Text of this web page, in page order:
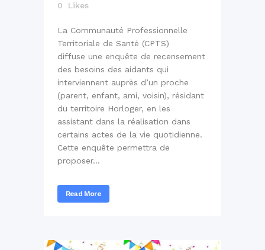
0
Likes
La Communauté Professionnelle
Territoriale de Santé (CPTS)
diffuse une enquête de recensement
des besoins des aidants qui
interviennent auprès d’un proche
(parent, enfant, ami, voisin), résidant
du territoire Horloger, en les
assistant dans la réalisation dans
certains actes de la vie quotidienne.
Cette enquête permettra de
proposer...
Read More